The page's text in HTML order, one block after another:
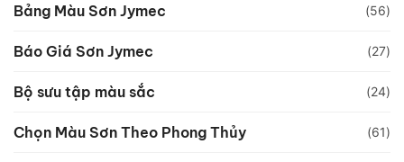
Bảng Màu Sơn Jymec (56)
Báo Giá Sơn Jymec (27)
Bộ sưu tập màu sắc (24)
Chọn Màu Sơn Theo Phong Thủy (61)